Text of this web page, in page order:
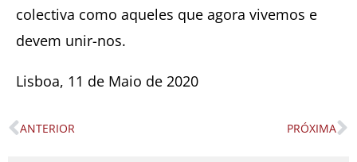
colectiva como aqueles que agora vivemos e
devem unir-nos.
Lisboa, 11 de Maio de 2020
Prev
ANTERIOR PRÓXIMA